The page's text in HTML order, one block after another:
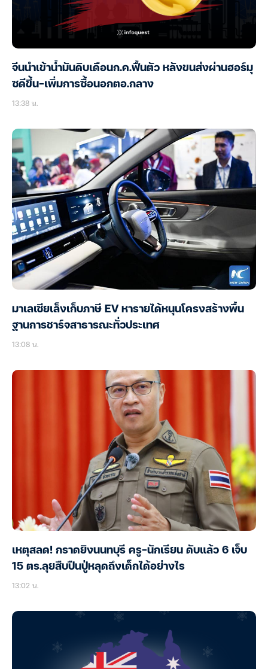
จีนนำเข้าน้ำมันดิบเดือนก.ค.ฟื้นตัว หลังขนส่งผ่านฮอร์มุ
ซดีขึ้น-เพิ่มการซื้อนอกตอ.กลาง
13:38 น.
มาเลเซียเล็งเก็บภาษี EV หารายได้หนุนโครงสร้างพื้น
ฐานการชาร์จสาธารณะทั่วประเทศ
13:08 น.
เหตุสลด! กราดยิงนนทบุรี ครู-นักเรียน ดับแล้ว 6 เจ็บ
15 ตร.ลุยสืบปืนปู่หลุดถึงเด็กได้อย่างไร
13:02 น.